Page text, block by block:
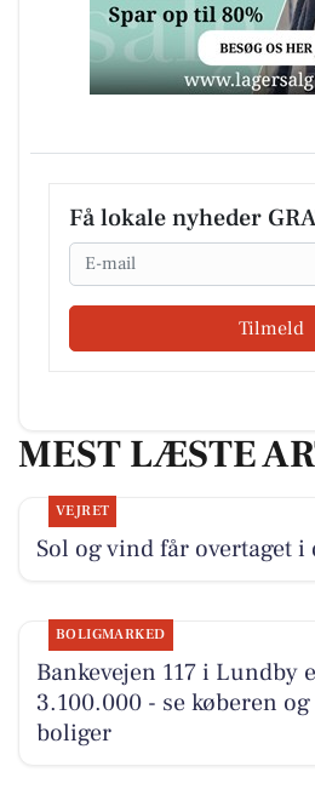
Få lokale nyheder
Email
Tilmeld
MEST LÆSTE
VEJRET
Sol og vind får overtaget i
BOLIGMARKED
Bankevejen 117 i Lundby
3.100.000 - se køberen
boliger